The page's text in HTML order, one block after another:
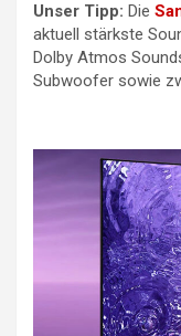
Unser Tipp: Die
aktuell stärkste
Dolby Atmos
Subwoofer sowie